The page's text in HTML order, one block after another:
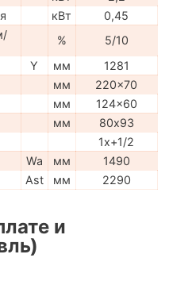
кВт
0,45
%
5/10
Y мм
1281
мм
220x70
мм
124x60
мм
80х93
1x+1/2
Wa мм
1490
Ast мм 2290
и